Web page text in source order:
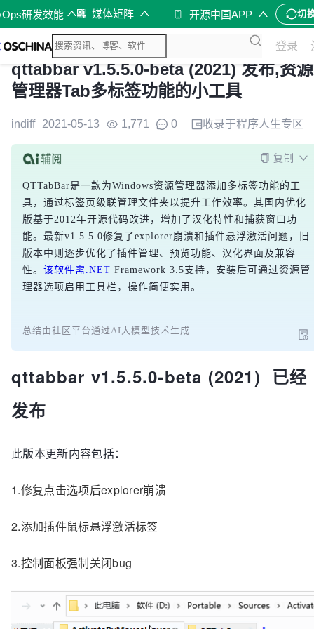
研发效能 媒体矩阵 开源中国APP 切
登录
qttabbar v1.5.5.0-beta (2021) 发布,资源
管理器Tab多标签功能的小工具
indiff 2021-05-13 1,771 0 收录于程序人生专区
复制
QTTabBar是一款为Windows资源管理器添加多标签功能的工
具，通过标签页级联管理文件夹以提升工作效率。其国内优化
版基于2012年开源代码改进，增加了汉化特性和捕获窗口功
能。最新v1.5.5.0修复了explorer崩溃和插件悬浮激活问题，旧
版本中则逐步优化了插件管理、预览功能、汉化界面及兼容
性。 该软件需.NET Framework 3.5支持，安装后可通过资源管
理器选项启用工具栏，操作简便实用。
总结由社区平台通过AI大模型技术生成
qttabbar v1.5.5.0-beta (2021) 已经
发布
此版本更新内容包括：
1.修复点击选项后explorer崩溃
2.添加插件鼠标悬浮激活标签
3.控制面板强制关闭bug